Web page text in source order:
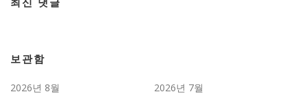
보관함
2026년 8월
2026년 7월